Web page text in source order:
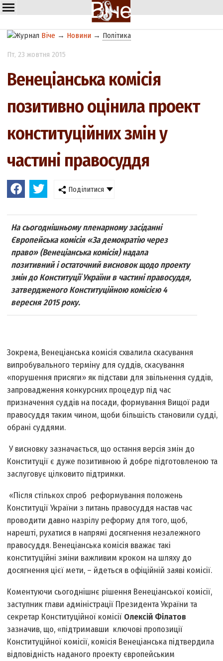
Віче → Новини → Політика
Пт, 23 жовтня 2015
Венеціанська комісія
позитивно оцінила проект
конституційних змін у
частині правосуддя
Поділитися
На сьогоднішньому пленарному засіданні
Європейська комісія «За демократію через
право» (Венеціанська комісія) надала
позитивний і остаточний висновок щодо проекту
змін до Конституції України в частині правосуддя,
затвердженого Конституційною комісією 4
вересня 2015 року.
Зокрема, Венеціанська комісія схвалила скасування
випробувального терміну для суддів, скасування
«порушення присяги» як підстави для звільнення суддів,
запровадження конкурсних процедур під час
призначення суддів на посади, формування Вищої ради
правосуддя таким чином, щоби більшість становили судді,
обрані суддями.
У висновку зазначається, що остання версія змін до
Конституції є дуже позитивною й добре підготовленою та
заслуговує цілковито підтримки.
«Після стількох спроб реформування положень
Конституції України з питань правосуддя настав час
проводити давно назрілу реформу для того, щоб,
нарешті, рухатися в напрямі досягнення незалежного
правосуддя. Венеціанська комісія вважає такі
конституційні зміни важливим кроком на шляху до
досягнення цієї мети, – йдеться в офіційній заяві комісії.
Коментуючи сьогоднішнє рішення Венеціанської комісії,
заступник глави адміністрації Президента України та
секретар Конституційної комісії Олексій Філатов
зазначив, що, «підтримавши ключові пропозиції
Конституційної комісії, комісія Венеціанська підтвердила
відповідність наданого проекту європейським